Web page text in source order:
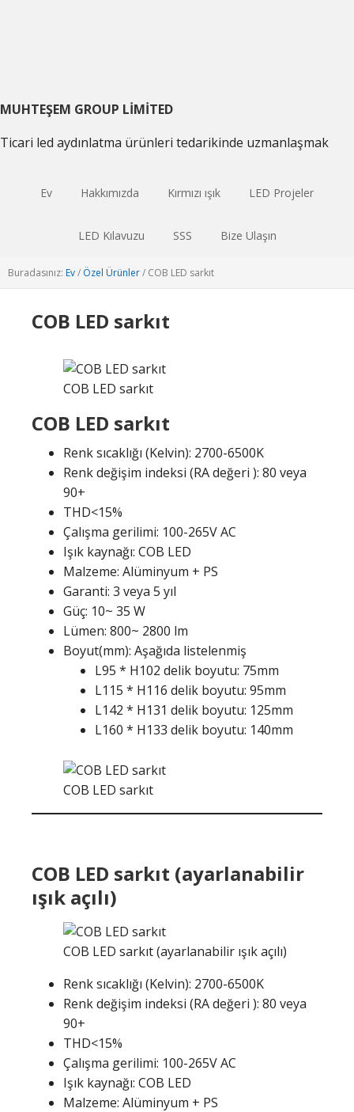
MUHTEŞEM GROUP LIMITED
Ticari led aydınlatma ürünleri tedarikinde uzmanlaşmak
Ev Hakkımızda Kırmızı ışık LED Projeler
LED Kılavuzu SSS Bize Ulaşın
Buradasınız: Ev/ Özel Ürünler/ COB LED sarkıt
COB LED sarkıt
COB LED sarkıt
COB LED sarkıt
Renk sıcaklığı (Kelvin): 2700-6500K
Renk değişim indeksi (RA değeri ): 80 veya
90+
THD<15%
Çalışma gerilimi: 100-265V AC
Işık kaynağı: COB LED
Malzeme: Alüminyum + PS
Garanti: 3 veya 5 yıl
Güç: 10~ 35 W
Lümen: 800~ 2800 lm
Boyut(mm): Aşağıda listelenmiş
L95 * H102 delik boyutu: 75mm
L115 * H116 delik boyutu: 95mm
L142 * H131 delik boyutu: 125mm
L160 * H133 delik boyutu: 140mm
COB LED sarkıt
COB LED sarkıt (ayarlanabilir
ışık açılı)
COB LED sarkıt (ayarlanabilir ışık açılı)
Renk sıcaklığı (Kelvin): 2700-6500K
Renk değişim indeksi (RA değeri ): 80 veya
90+
THD<15%
Çalışma gerilimi: 100-265V AC
Işık kaynağı: COB LED
Malzeme: Alüminyum + PS